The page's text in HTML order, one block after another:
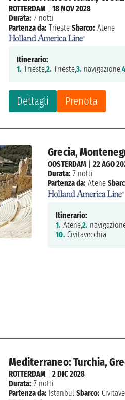
Dettagli Prenota
ROTTERDAM |18 NOV 2028
Durata: 7 notti
Partenza da: Trieste Sbarco: Atene
Itinerario:
1. Trieste,2. Trieste,3. navigazione,
Grecia,
OOSTERDAM| 22 AGO
Durata: 7 notti
Partenza da: Atene
Itinerario:
1. Atene,2.
10. Civitavecchia
Mediterraneo: Turchia,
ROTTERDAM |2 DIC 2028
Durata: 7 notti
Partenza da: Istanbul Sbarco: